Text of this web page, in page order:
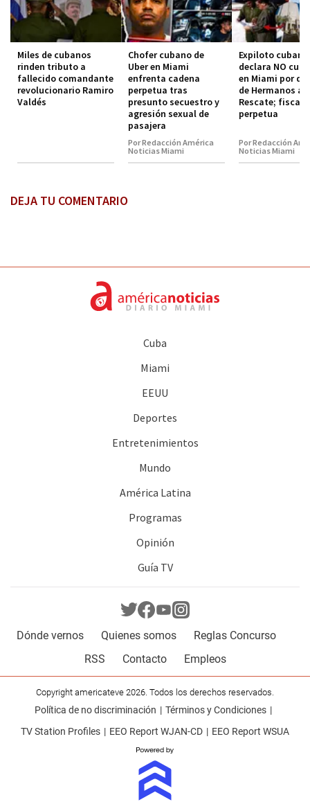
Miles de cubanos
rinden tributo a
fallecido comandante
revolucionario Ramiro
Valdés
Chofer cubano de
Uber en Miami
enfrenta cadena
perpetua tras
presunto secuestro y
agresión sexual de
pasajera
Por Redacción América
Noticias Miami
Expiloto cubano
declara NO
en Miami por
de Hermanos al
Rescate;
perpetua
Por Redacción
Noticias Miami
DEJA TU COMENTARIO
Cuba
Miami
EEUU
Deportes
Entretenimientos
Mundo
América Latina
Programas
Opinión
Guía TV
Dónde vernos Quienes somos
Reglas Concurso
RSS
Contacto Empleos
Copyright americateve 2026. Todos los derechos reservados.
Política de no discriminación
Términos y Condiciones
TV Station Profiles
EEO Report WJAN-CD EEO Report WSUA